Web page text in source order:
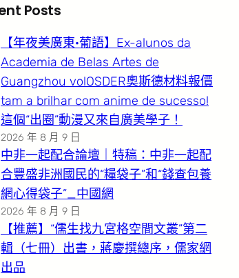
Posts
【年夜美廣東·葡語】Ex-alunos da
Academia de Belas Artes de
Guangzhou volOSDER奧斯德材料報價
tam a brilhar com anime de sucesso!
這個“出圈”動漫又來自廣美學子！
2026 年 8 月 9 日
中非一起配合論壇｜特稿：中非一起配
合豐盛非洲國民的“糧袋子”和“錢查包養
網心得袋子”_中國網
2026 年 8 月 9 日
【推薦】“儒生找九宮格空間文叢”第二
輯（七冊）出書，蔣慶撰總序，儒家網
出品